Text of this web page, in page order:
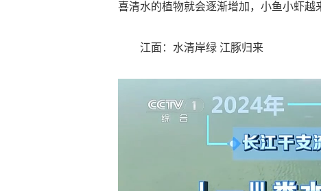
喜清水的植物就会逐渐增加，小鱼小虾越
江面：水清岸绿 江豚归来